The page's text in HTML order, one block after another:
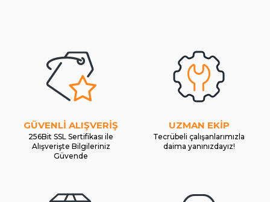
GÜVENLİ ALIŞVERİŞ
256Bit SSL Sertifikası ile
Alışverişte Bilgileriniz
Güvende
UZMAN EKİP
Tecrübeli çalışanlarımızla
daima yanınızdayız!